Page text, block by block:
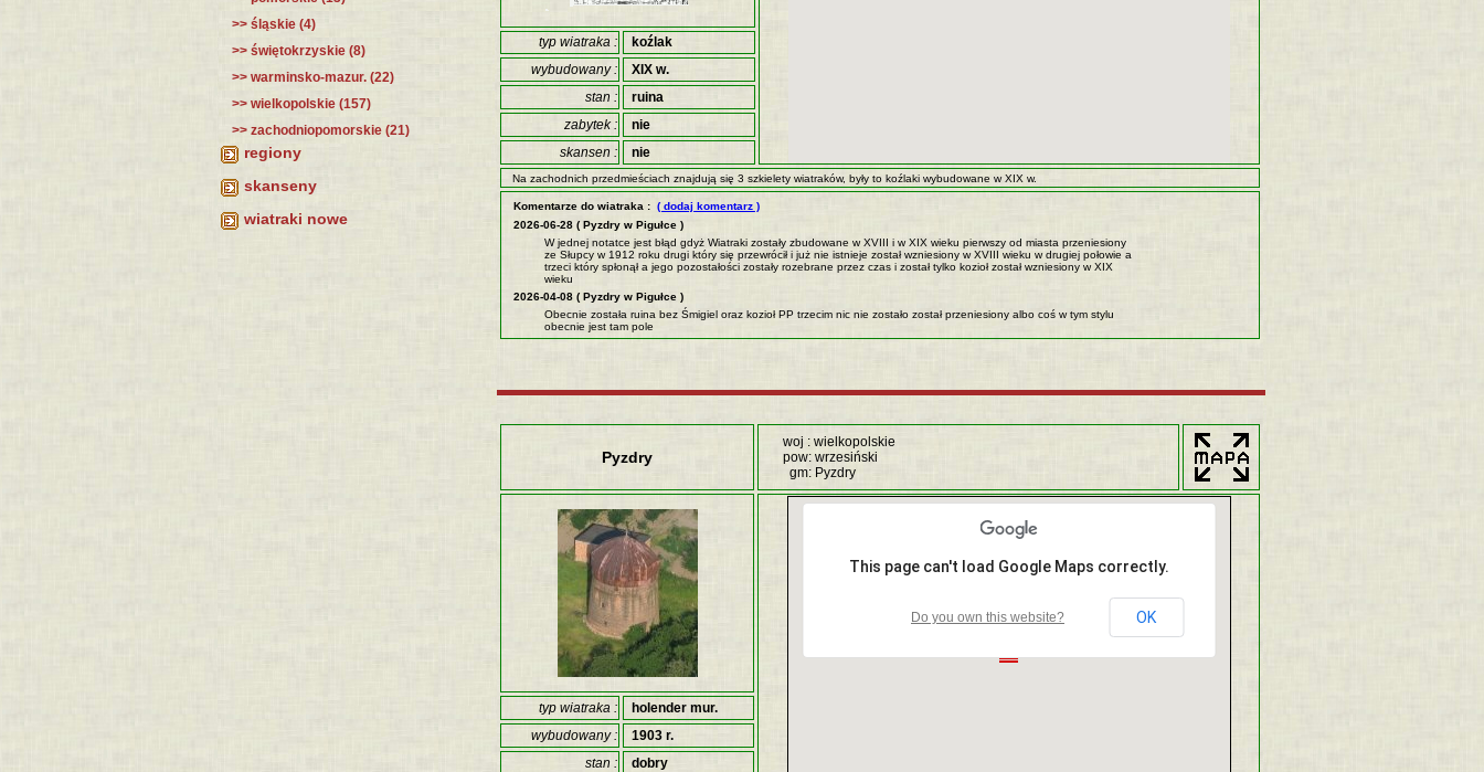
>> śląskie (4)
>> świętokrzyskie (8)
>> warminsko-mazur. (22)
>> wielkopolskie (157)
>> zachodniopomorskie (21)
regiony
skanseny
wiatraki nowe
typ wiatraka :
koźlak
wybudowany :
XIX w.
stan :
ruina
zabytek :
nie
skansen :
nie
Na zachodnich przedmieściach znajdują się 3 szkielety wiatraków, były to koźlaki wybudowane w XIX w.
Komentarze do wiatraka : ( dodaj komentarz )
2026-06-28 ( Pyzdry w Pigułce )
W jednej notatce jest błąd gdyż Wiatraki zostały zbudowane w XVIII i w XIX wieku pierwszy od miasta przeniesiony
ze Słupcy w 1912 roku drugi który się przewrócił i już nie istnieje został wzniesiony w XVIII wieku w drugiej połowie a
trzeci który spłonął a jego pozostałości zostały rozebrane przez czas i został tylko kozioł został wzniesiony w XIX
wieku
2026-04-08 ( Pyzdry w Pigułce )
Obecnie została ruina bez Śmigiel oraz kozioł PP trzecim nic nie zostało został przeniesiony albo coś w tym stylu
obecnie jest tam pole
Pyzdry
woj : wielkopolskie
pow: wrzesiński
gm: Pyzdry
This page can't load Google Maps correctly.
Do you own this website? OK
typ wiatraka :
holender mur.
wybudowany :
1903 r.
stan :
dobry